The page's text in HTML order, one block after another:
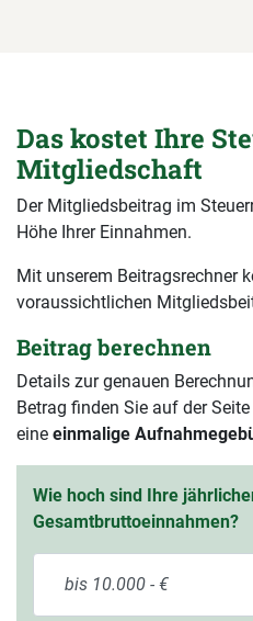
Das kostet Ihre
Mitgliedschaft
Der Mitgliedsbeitrag im
Höhe Ihrer Einnahmen.
Mit unserem Beitragsrechner
voraussichtlichen
Beitrag berechnen
Details zur genauen
Betrag finden Sie auf der Seite
eine einmalige
Wie hoch sind Ihre
Gesamtbruttoeinnahmen?